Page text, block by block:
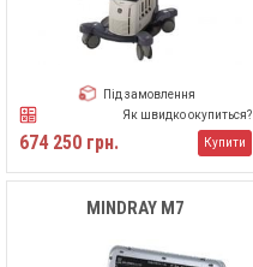
Під замовлення
Як швидко окупиться?
674 250 грн. Купити
MINDRAY M7